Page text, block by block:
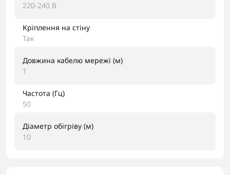
220-240 В
Кріплення на стіну
Так
Довжина кабелю мережі (м)
1
Частота (Гц)
50
Діаметр обігріву (м)
10